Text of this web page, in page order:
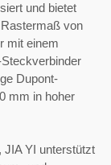
und bietet
von
mit einem
Dupont-
mm in hoher
JIA YI unterstützt